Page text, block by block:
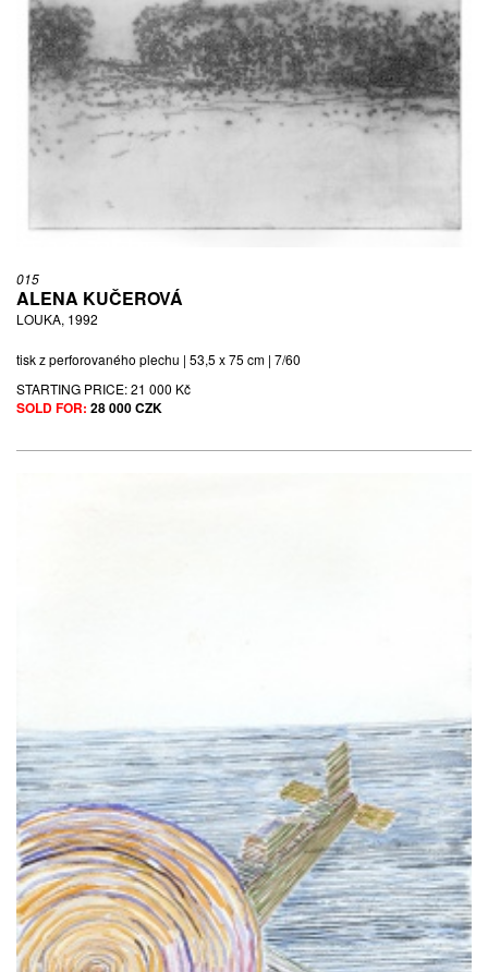
015
ALENA KUČEROVÁ
LOUKA, 1992
tisk z perforovaného plechu | 53,5 x 75 cm | 7/60
STARTING PRICE:21 000 Kč
SOLD FOR: 28 000 CZK